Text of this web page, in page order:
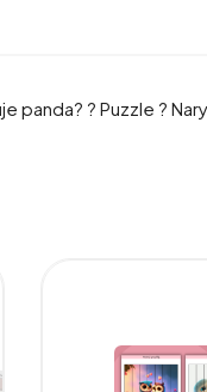
panda? ? Puzzle ?